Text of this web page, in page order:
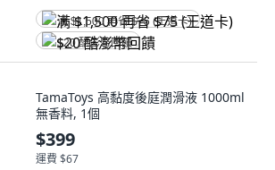
满 $1,500 再省 $75 (王道卡)
$20 酷澎幣回饋
TamaToys 高黏度後庭潤滑液 1000ml
無香料, 1個
$399
運費 $67